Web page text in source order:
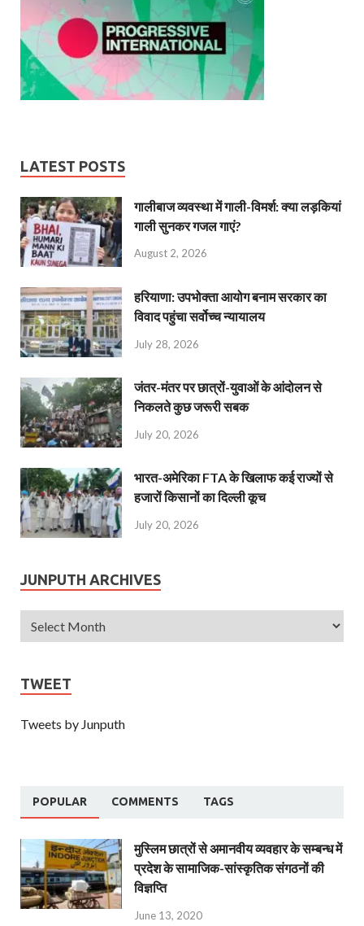
LATEST POSTS
गालीबाज व्‍यवस्‍था में गाली-विमर्श: क्या लड़कियां
गाली सुनकर गजल गाएं?
August 2, 2026
हरियाणा: उपभोक्ता आयोग बनाम सरकार का
विवाद पहुंचा सर्वोच्च न्यायालय
July 28, 2026
जंतर-मंतर पर छात्रों-युवाओं के आंदोलन से
निकलते कुछ जरूरी सबक
July 20, 2026
भारत-अमेरिका FTA के खिलाफ कई राज्यों से
हजारों किसानों का दिल्ली कूच
July 20, 2026
JUNPUTH ARCHIVES
TWEET
Tweets by Junputh
POPULAR COMMENTS TAGS
मुस्लिम छात्रों से अमानवीय व्यवहार के सम्बन्ध में
प्रदेश के सामाजिक-सांस्कृतिक संगठनों की
विज्ञप्ति
June 13, 2020